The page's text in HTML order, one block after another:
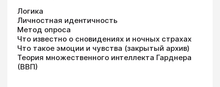
Логика
Личностная идентичность
Метод опроса
Что известно о сновидениях и ночных страхах
Что такое эмоции и чувства (закрытый архив)
Теория множественного интеллекта Гарднера
(ВВП)